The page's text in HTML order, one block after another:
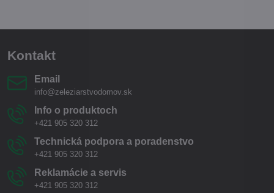
Kontakt
Email
info@zeleziarstvodomov.sk
Info o produktoch
+421 905 320 312
Technická podpora a poradenstvo
+421 905 320 312
Reklamácie a servis
+421 905 320 312